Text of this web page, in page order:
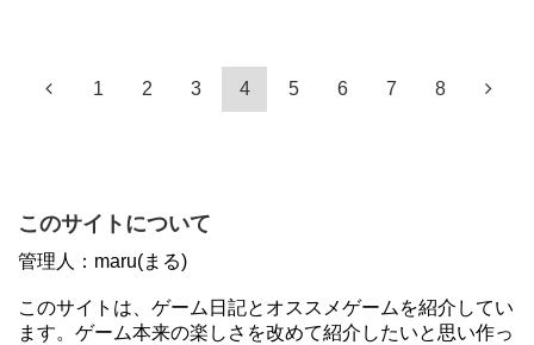
1 2 3 4 5 6 7 8
このサイトについて
管理人：maru(まる)
このサイトは、ゲーム日記とオススメゲームを紹介してい
ます。ゲーム本来の楽しさを改めて紹介したいと思い作っ